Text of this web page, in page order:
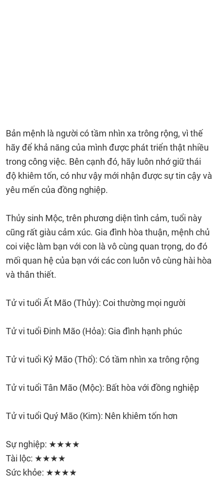
Bản mệnh là người có tầm nhìn xa trông rộng, vì thế
hãy để khả năng của mình được phát triển thật nhiều
trong công việc. Bên cạnh đó, hãy luôn nhớ giữ thái
độ khiêm tốn, có như vậy mới nhận được sự tin cậy và
yêu mến của đồng nghiệp.
Thủy sinh Mộc, trên phương diện tình cảm, tuổi này
cũng rất giàu cảm xúc. Gia đình hòa thuận, mệnh chủ
coi việc làm bạn với con là vô cùng quan trọng, do đó
mối quan hệ của bạn với các con luôn vô cùng hài hòa
và thân thiết.
Tử vi tuổi Ất Mão (Thủy): Coi thường mọi người
Tử vi tuổi Đinh Mão (Hỏa): Gia đình hạnh phúc
Tử vi tuổi Kỷ Mão (Thổ): Có tầm nhìn xa trông rộng
Tử vi tuổi Tân Mão (Mộc): Bất hòa với đồng nghiệp
Tử vi tuổi Quý Mão (Kim): Nên khiêm tốn hơn
Sự nghiệp: ★★★★
Tài lộc: ★★★★
Sức khỏe: ★★★★